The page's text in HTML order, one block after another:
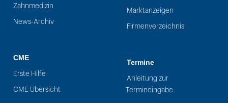
Zahnmedizin
News-Archiv
CME
Erste Hilfe
CME Übersicht
Marktanzeigen
Firmenverzeichnis
Termine
Anleitung zur
Termineingabe